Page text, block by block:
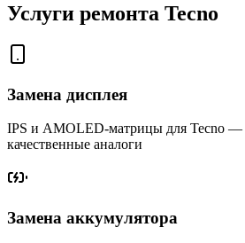
Услуги ремонта Tecno
Замена дисплея
IPS и AMOLED-матрицы для Tecno —
качественные аналоги
Замена аккумулятора